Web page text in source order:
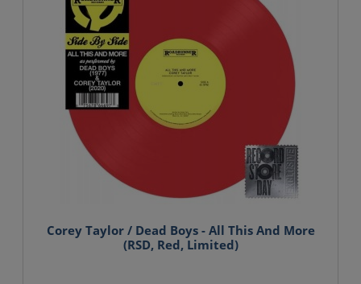
Corey Taylor / Dead Boys - All This And More
(RSD, Red, Limited)